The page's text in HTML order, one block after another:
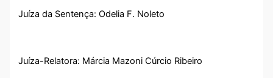
Juíza da Sentença: Odelia F. Noleto
Juíza-Relatora: Márcia Mazoni Cúrcio Ribeiro